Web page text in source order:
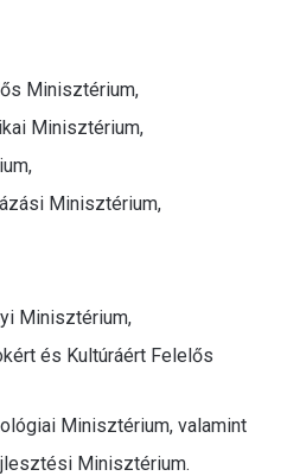
Minisztérium,
Minisztérium,
Minisztérium,
Minisztérium,
és Kultúráért Felelős
Minisztérium, valamint
Minisztérium.